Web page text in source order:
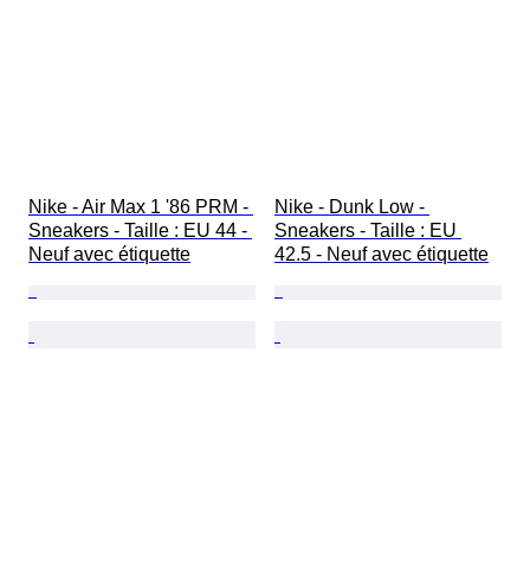
Nike - Air Max 1 '86 PRM -
Sneakers - Taille : EU 44 -
Neuf avec étiquette
Nike - Dunk Low -
Sneakers - Taille : EU
42.5 - Neuf avec étiquette